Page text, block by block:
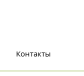
Контакты